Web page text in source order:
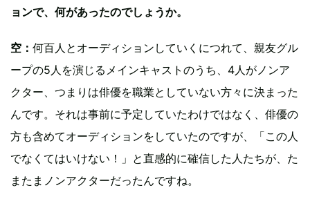
ョンで、何があったのでしょうか。
空： 何百人とオーディションしていくにつれて、親友グル
ープの5人を演じるメインキャストのうち、4人がノンア
クター、つまりは俳優を職業としていない方々に決まった
んです。それは事前に予定していたわけではなく、俳優の
方も含めてオーディションをしていたのですが、「この人
でなくてはいけない！」と直感的に確信した人たちが、た
またまノンアクターだったんですね。